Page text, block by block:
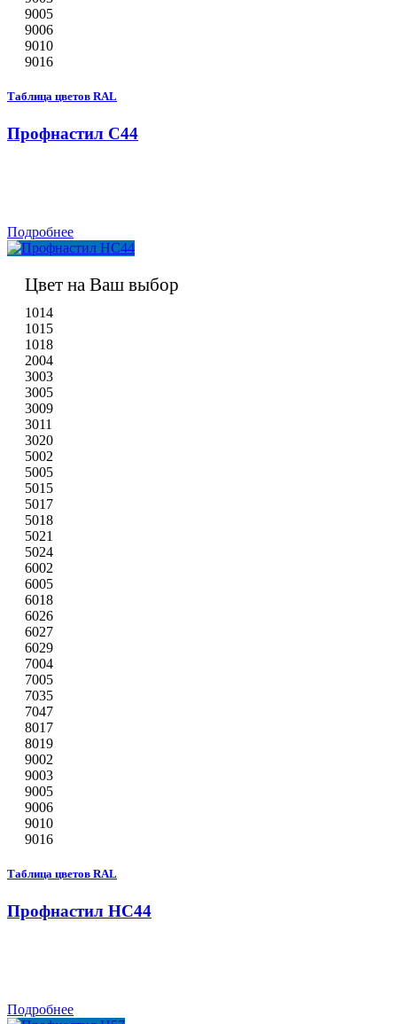
9005
9006
9010
9016
Таблица цветов RAL
Профнастил С44
Подробнее
Цвет на Ваш выбор
1014
1015
1018
2004
3003
3005
3009
3011
3020
5002
5005
5015
5017
5018
5021
5024
6002
6005
6018
6026
6027
6029
7004
7005
7035
7047
8017
8019
9002
9003
9005
9006
9010
9016
Таблица цветов RAL
Профнастил НС44
Подробнее